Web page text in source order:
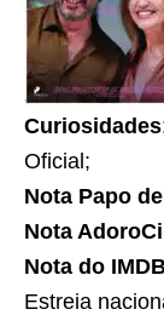
Curiosidades
Oficial;
Nota Papo
Nota
Nota do
Estreia